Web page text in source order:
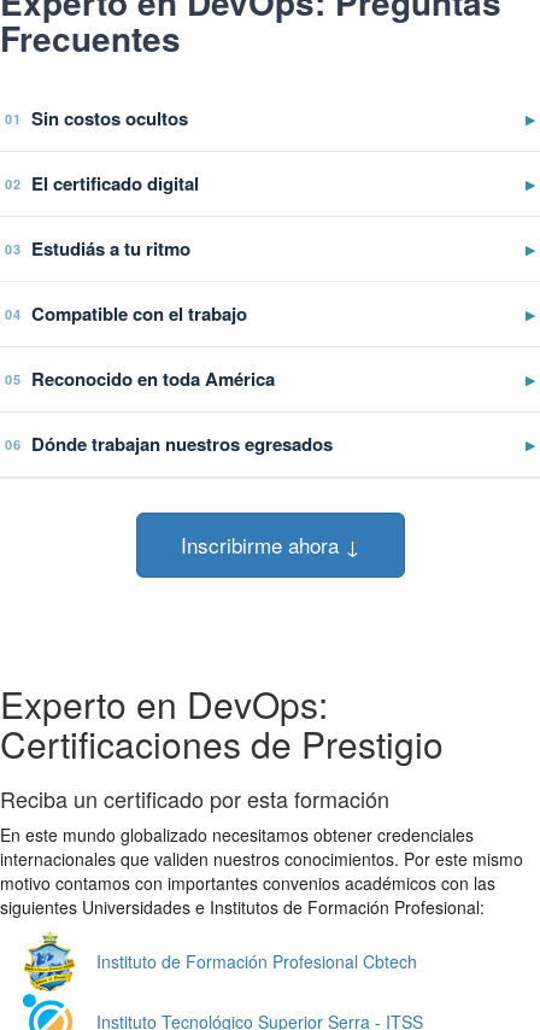
Frecuentes
01 Sin costos ocultos ▶
02 El certificado digital ▶
03 Estudiás a tu ritmo ▶
04 Compatible con el trabajo ▶
05 Reconocido en toda América ▶
06 Dónde trabajan nuestros egresados ▶
Inscribirme ahora ↓
Experto en DevOps:
Certificaciones de Prestigio
Reciba un certificado por esta formación
En este mundo globalizado necesitamos obtener credenciales
internacionales que validen nuestros conocimientos. Por este mismo
motivo contamos con importantes convenios académicos con las
siguientes Universidades e Institutos de Formación Profesional:
Instituto de Formación Profesional Cbtech
Instituto Tecnológico Superior Serra - ITSS